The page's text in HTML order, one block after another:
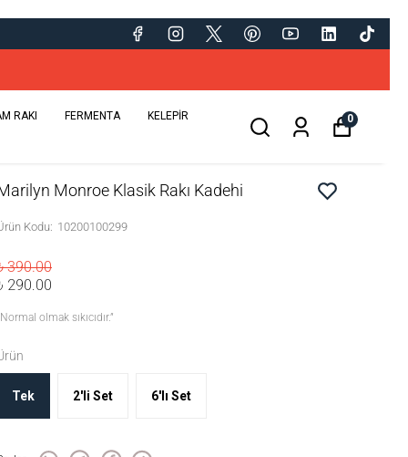
2026 hediye!)
RAKI FERMENTA
KELEPİR
0
Monroe Klasik Rakı Kadehi
Kodu: 10200100299
390.00
290.00
olmak sıkıcıdır.”
Tek 2'li Set 6'lı Set